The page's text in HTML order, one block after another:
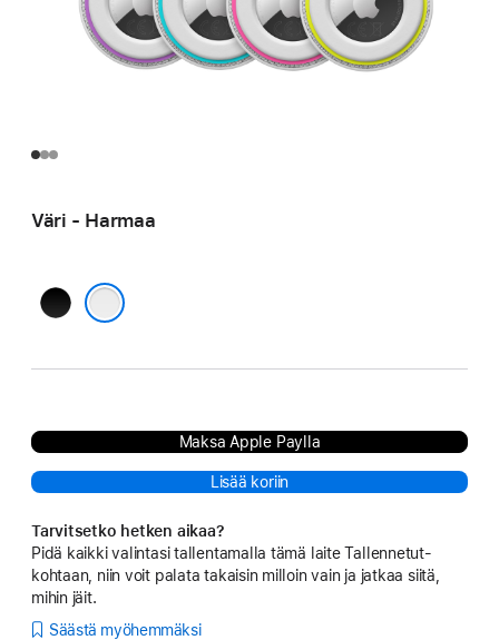
Väri - Harmaa
Musta
Maksa Apple Paylla
Lisää koriin
Tarvitsetko hetken aikaa?
Pidä kaikki valintasi tallentamalla tämä laite Tallennetut-
kohtaan, niin voit palata takaisin milloin vain ja jatkaa siitä,
mihin jäit.
Säästä myöhemmäksi